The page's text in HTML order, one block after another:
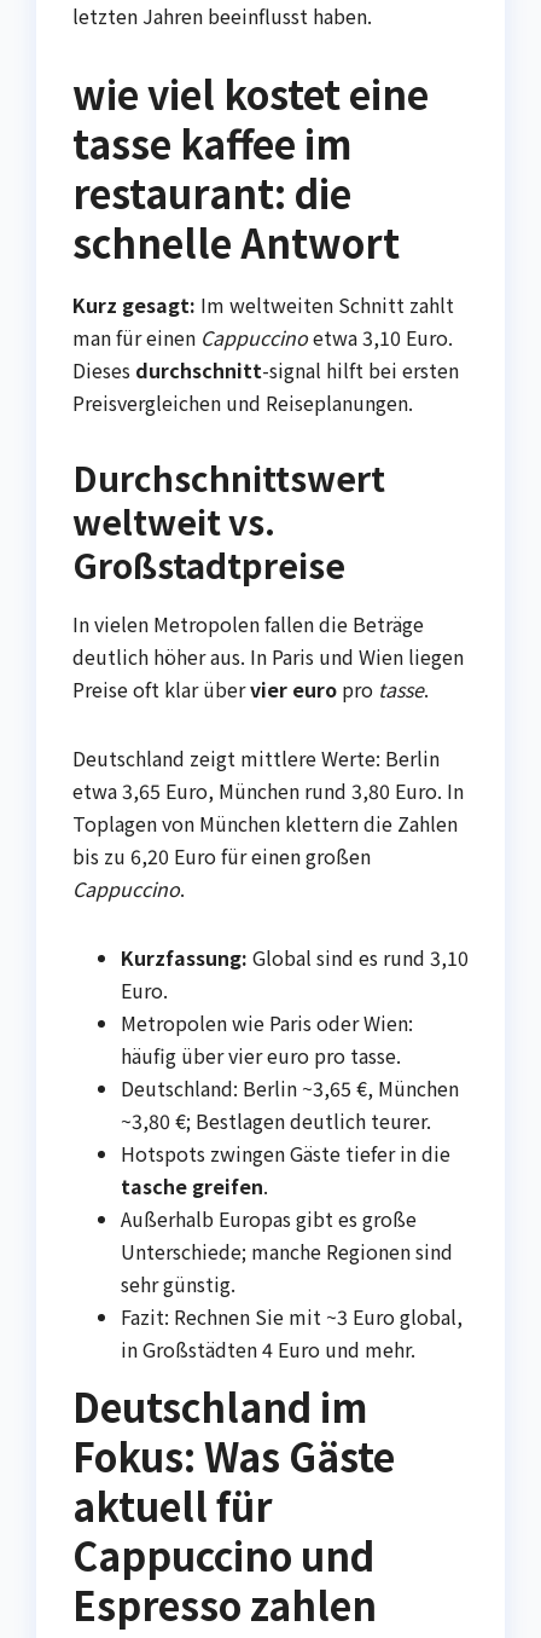
letzten Jahren beeinflusst haben.
wie viel kostet eine
tasse kaffee im
restaurant: die
schnelle Antwort
Kurz gesagt: Im weltweiten Schnitt zahlt
man für einen Cappuccinoetwa 3,10 Euro.
Dieses durchschnitt-signal hilft bei ersten
Preisvergleichen und Reiseplanungen.
Durchschnittswert
weltweit vs.
Großstadtpreise
In vielen Metropolen fallen die Beträge
deutlich höher aus. In Paris und Wien liegen
Preise oft klar übervier euro pro tasse.
Deutschland zeigt mittlere Werte: Berlin
etwa 3,65 Euro, München rund 3,80 Euro. In
Toplagen von München klettern die Zahlen
bis zu 6,20 Euro für einen großen
Cappuccino.
Kurzfassung: Global sind es rund 3,10
Euro.
Metropolen wie Paris oder Wien:
häufig über vier euro pro tasse.
Deutschland: Berlin ~3,65 €, München
~3,80 €; Bestlagen deutlich teurer.
Hotspots zwingen Gäste tiefer in die
tasche greifen.
Außerhalb Europas gibt es große
Unterschiede; manche Regionen sind
sehr günstig.
Fazit: Rechnen Sie mit ~3 Euro global,
in Großstädten 4 Euro und mehr.
Deutschland im
Fokus: Was Gäste
aktuell für
Cappuccino und
Espresso zahlen